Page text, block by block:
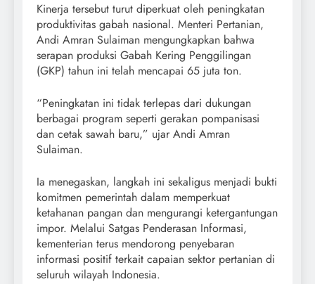
Kinerja tersebut turut diperkuat oleh peningkatan
produktivitas gabah nasional. Menteri Pertanian,
Andi Amran Sulaiman mengungkapkan bahwa
serapan produksi Gabah Kering Penggilingan
(GKP) tahun ini telah mencapai 65 juta ton.
“Peningkatan ini tidak terlepas dari dukungan
berbagai program seperti gerakan pompanisasi
dan cetak sawah baru,” ujar Andi Amran
Sulaiman.
Ia menegaskan, langkah ini sekaligus menjadi bukti
komitmen pemerintah dalam memperkuat
ketahanan pangan dan mengurangi ketergantungan
impor. Melalui Satgas Penderasan Informasi,
kementerian terus mendorong penyebaran
informasi positif terkait capaian sektor pertanian di
seluruh wilayah Indonesia.